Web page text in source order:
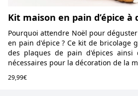
Kit maison en pain d’épice à
Pourquoi attendre Noël pour
en pain d'épice ? Ce kit de bricolage
des plaques de pain d'épices ainsi
nécessaires pour la décoration de la
29,99€